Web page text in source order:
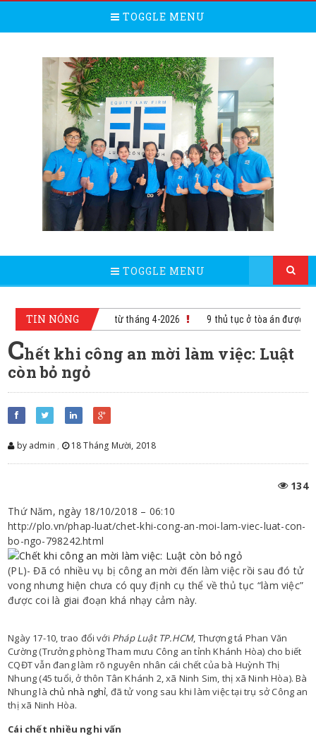
TOGGLE MENU
TOGGLE MENU
TIN NÓNG
sách mới có hiệu lực từ tháng 4-2026 9 thủ tục ở tòa án được
Chết khi công an mời làm việc: Luật
còn bỏ ngỏ
by admin , 18 Tháng Mười, 2018
134
Thứ Năm, ngày 18/10/2018 – 06:10
http://plo.vn/phap-luat/chet-khi-cong-an-moi-lam-viec-luat-con-
bo-ngo-798242.html
(PL)- Đã có nhiều vụ bị công an mời đến làm việc rồi sau đó tử
vong nhưng hiện chưa có quy định cụ thể về thủ tục “làm việc”
được coi là giai đoạn khá nhạy cảm này.
Ngày 17-10, trao đổi với Pháp Luật TP.HCM, Thượng tá Phan Văn
Cường (Trưởng phòng Tham mưu Công an tỉnh Khánh Hòa) cho biết
CQĐT vẫn đang làm rõ nguyên nhân cái chết của bà Huỳnh Thị
Nhung (45 tuổi, ở thôn Tân Khánh 2, xã Ninh Sim, thị xã Ninh Hòa). Bà
Nhung là chủ nhà nghỉ, đã tử vong sau khi làm việc tại trụ sở Công an
thị xã Ninh Hòa.
Cái chết nhiều nghi vấn